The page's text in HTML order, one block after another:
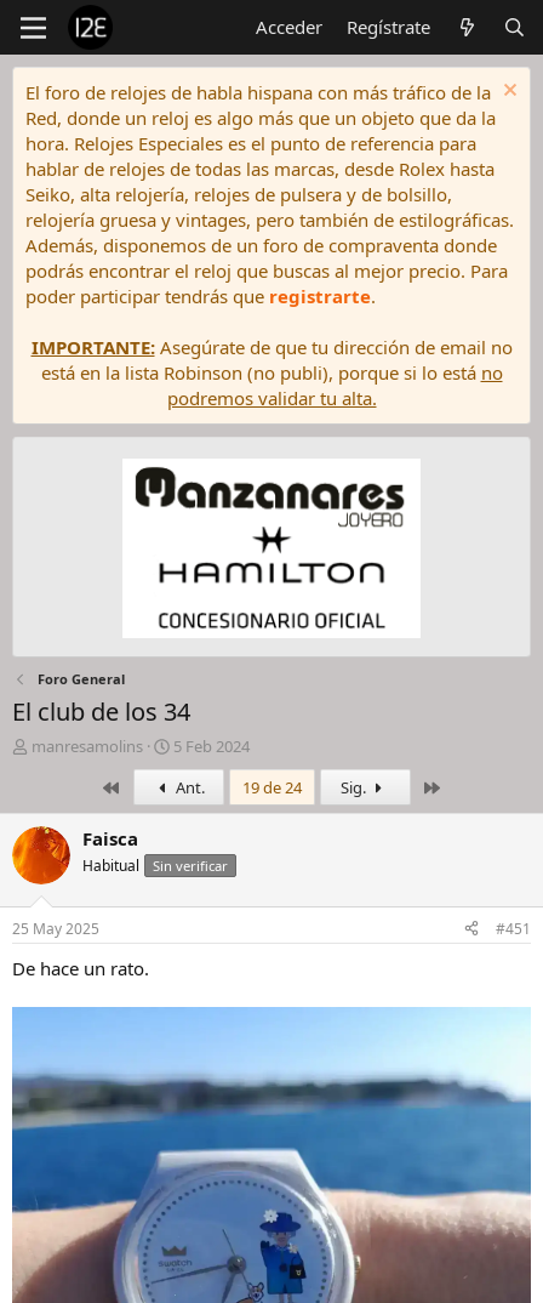
Acceder Regístrate
El foro de relojes de habla hispana con más tráfico de la
Red, donde un reloj es algo más que un objeto que da la
hora. Relojes Especiales es el punto de referencia para
hablar de relojes de todas las marcas, desde Rolex hasta
Seiko, alta relojería, relojes de pulsera y de bolsillo,
relojería gruesa y vintages, pero también de estilográficas.
Además, disponemos de un foro de compraventa donde
podrás encontrar el reloj que buscas al mejor precio. Para
poder participar tendrás que registrarte.
IMPORTANTE:Asegúrate de que tu dirección de email no
está en la lista Robinson (no publi), porque si lo está no
podremos validar tu alta.
Foro General
El club de los 34
I
c
i
a
o
r
d
e
h
o
manresamolins
F
e
c
h
d
e
i
o
5 Feb 2024
PrimeroAnt. 19 de 24 Sig.
Faisca
Habitual Sin verificar
25 May 2025 #451
De hace un rato.